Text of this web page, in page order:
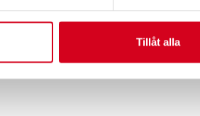
Tillåt alla